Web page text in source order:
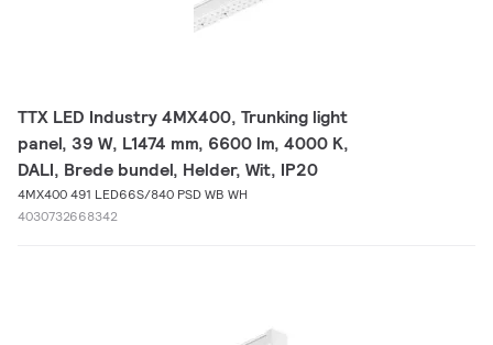
TTX LED Industry 4MX400, Trunking light
panel, 39 W, L1474 mm, 6600 lm, 4000 K,
DALI, Brede bundel, Helder, Wit, IP20
4MX400 491 LED66S/840 PSD WB WH
4030732668342